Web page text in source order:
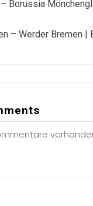
Borussia
– Werder Bremen |